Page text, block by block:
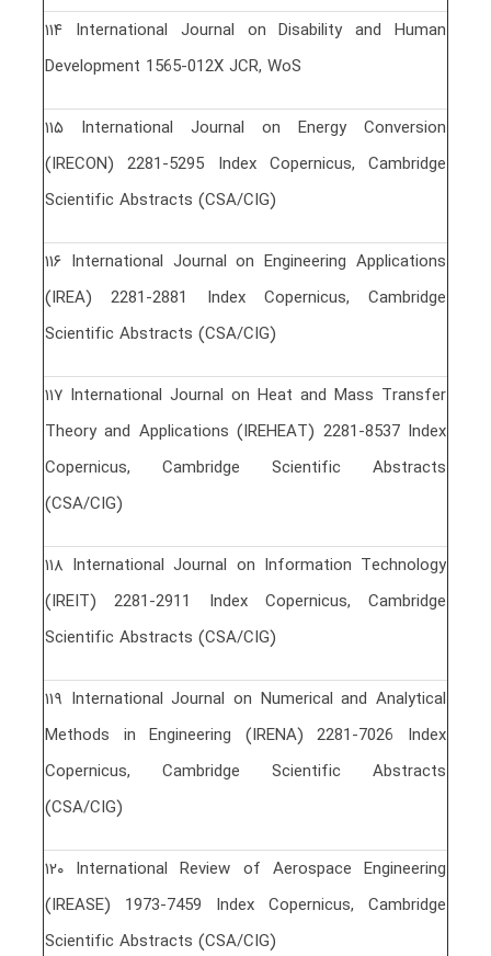
١١۴ International Journal on Disability and Human
Development 1565-012X JCR, WoS
١١۵ International Journal on Energy Conversion
(IRECON) 2281-5295 Index Copernicus, Cambridge
Scientific Abstracts (CSA/CIG)
١١۶ International Journal on Engineering Applications
(IREA) 2281-2881 Index Copernicus, Cambridge
Scientific Abstracts (CSA/CIG)
١١٧ International Journal on Heat and Mass Transfer
Theory and Applications (IREHEAT) 2281-8537 Index
Copernicus, Cambridge Scientific Abstracts
(CSA/CIG)
١١٨ International Journal on Information Technology
(IREIT) 2281-2911 Index Copernicus, Cambridge
Scientific Abstracts (CSA/CIG)
١١٩ International Journal on Numerical and Analytical
Methods in Engineering (IRENA) 2281-7026 Index
Copernicus, Cambridge Scientific Abstracts
(CSA/CIG)
١٢٠ International Review of Aerospace Engineering
(IREASE) 1973-7459 Index Copernicus, Cambridge
Scientific Abstracts (CSA/CIG)